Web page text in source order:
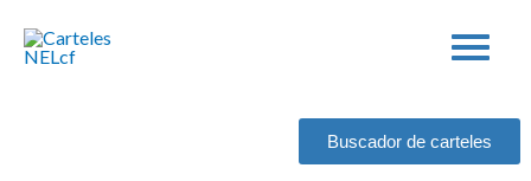
Buscador de carteles